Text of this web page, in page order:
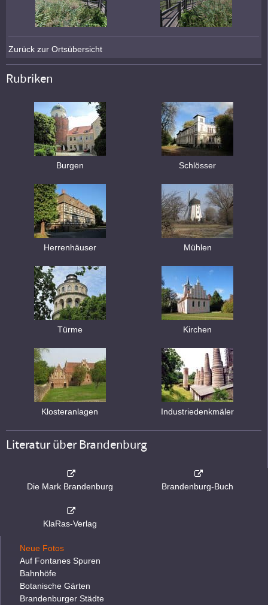
Zurück zur Ortsübersicht
Rubriken
Burgen Schlösser
Herrenhäuser Mühlen
Türme Kirchen
Klosteranlagen Industriedenkmäler
Literatur über Brandenburg
Die Mark Brandenburg Brandenburg-Buch
KlaRas-Verlag
Neue Fotos
Auf Fontanes Spuren
Bahnhöfe
Botanische Gärten
Brandenburger Städte